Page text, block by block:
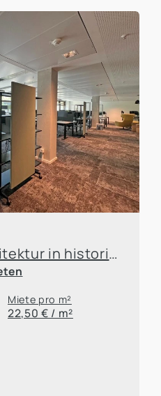
Modernste Architektur in historischem Kontext
Miete pro m²
22,50 € / m²